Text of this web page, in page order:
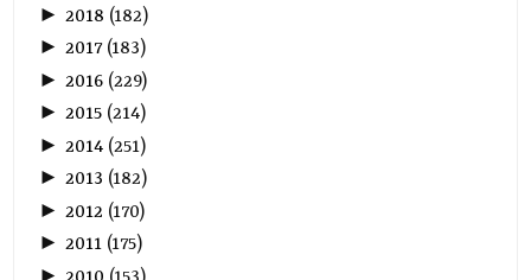
► 2018 (182)
►2017(183)
► 2016 (229)
►2015 (214)
► 2014 (251)
►2013 (182)
► 2012 (170)
►2011 (175)
►